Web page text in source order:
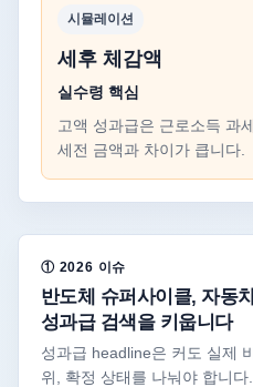
시뮬레이션
세후 체감액
실수령 핵심
고액 성과급은 근로소득 과
세전 금액과 차이가 큽니다.
① 2026 이슈
반도체 슈퍼사이클, 자동
성과급 검색을 키웁니다
성과급 headline은 커도 실제
위, 확정 상태를 나눠야 합니다.